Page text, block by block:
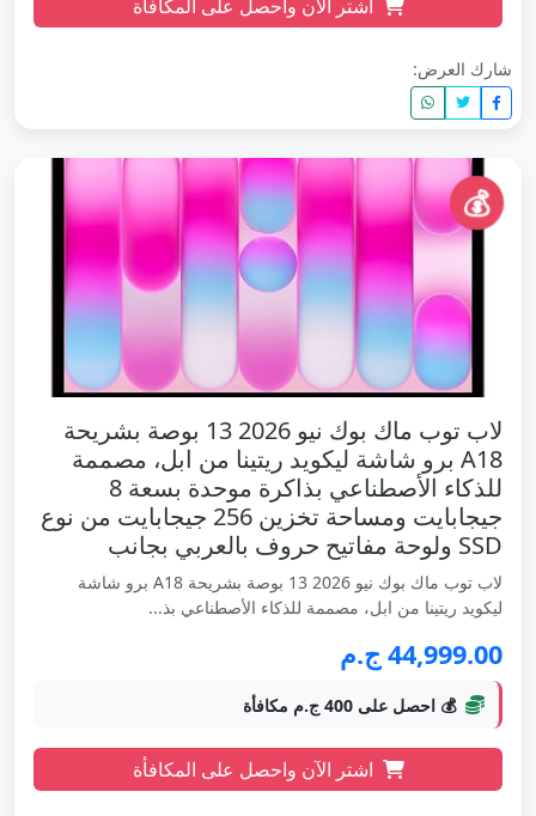
اشتر الآن واحصل على المكافأة
شارك العرض:
💰
لاب توب ماك بوك نيو 2026 13 بوصة بشريحة
A18 برو شاشة ليكويد ريتينا من ابل، مصممة
للذكاء الأصطناعي بذاكرة موحدة بسعة 8
جيجابايت ومساحة تخزين 256 جيجابايت من نوع
SSD ولوحة مفاتيح حروف بالعربي بجانب
لاب توب ماك بوك نيو 2026 13 بوصة بشريحة A18 برو شاشة
ليكويد ريتينا من ابل، مصممة للذكاء الأصطناعي بذ...
44,999.00 ج.م
💰 احصل على 400 ج.م مكافأة
اشتر الآن واحصل على المكافأة